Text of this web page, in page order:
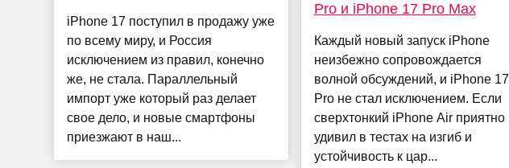
iPhone 17 поступил в продажу уже
по всему миру, и Россия
исключением из правил, конечно
же, не стала. Параллельный
импорт уже который раз делает
свое дело, и новые смартфоны
приезжают в наш...
Pro и iPhone 17 Pro Max
Каждый новый запуск iPhone
неизбежно сопровождается
волной обсуждений, и iPhone 17
Pro не стал исключением. Если
сверхтонкий iPhone Air приятно
удивил в тестах на изгиб и
устойчивость к цар...